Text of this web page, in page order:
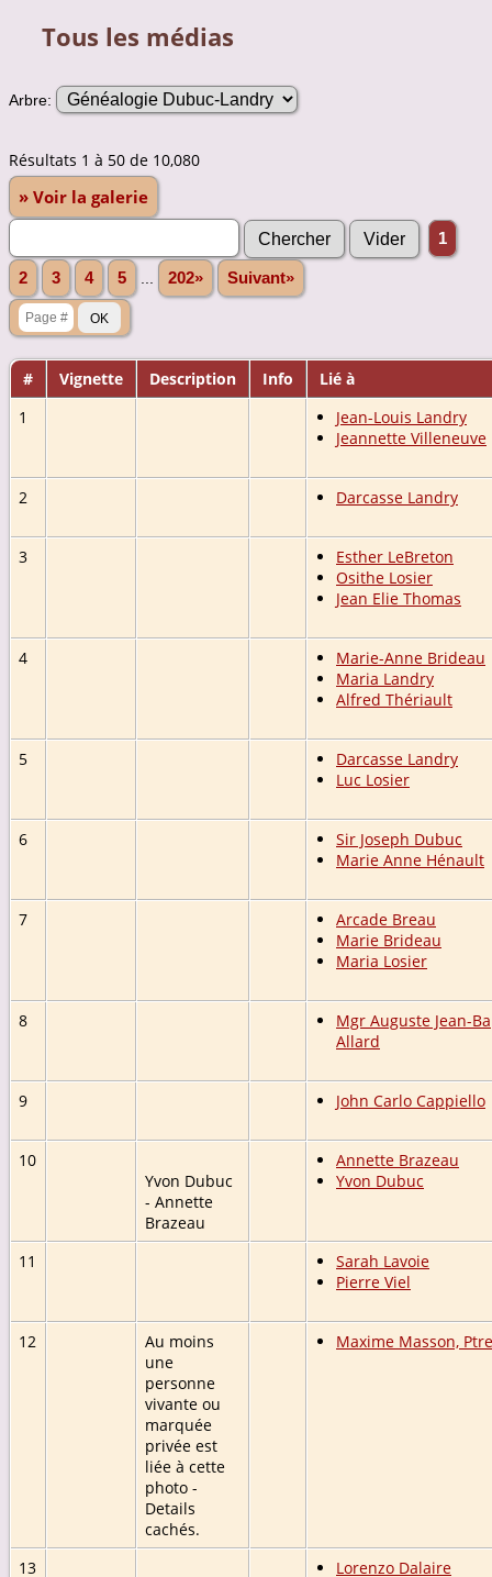
Tous les médias
Arbre:
Résultats 1 à 50 de 10,080
» Voir la galerie
1
2 3 4 5 ... 202» Suivant»
# Vignette Description Info
Lié à
1
Jean-Louis Landry
Jeannette Villeneuve
2 Darcasse Landry
3
Esther LeBreton
Osithe Losier
Jean Elie Thomas
4
Marie-Anne Brideau
Maria Landry
Alfred Thériault
5
Darcasse Landry
Luc Losier
6
Sir Joseph Dubuc
Marie Anne Hénault
7
Arcade Breau
Marie Brideau
Maria Losier
8
Mgr Auguste Jean-
Allard
9 John Carlo Cappiello
10
Yvon Dubuc
- Annette
Brazeau
Annette Brazeau
Yvon Dubuc
11
Sarah Lavoie
Pierre Viel
12
Au moins
une
personne
vivante ou
marquée
privée est
liée à cette
photo -
Details
cachés.
Maxime Masson, Ptre
13 Lorenzo Dalaire